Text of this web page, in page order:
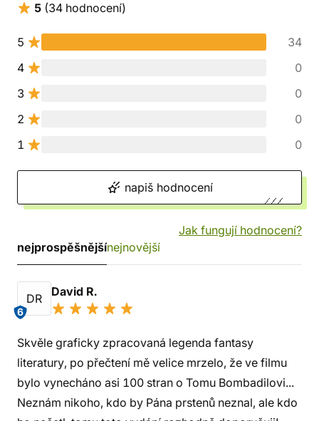
5 (34 hodnocení)
5
34
4
0
3
0
2
0
1
0
napiš hodnocení
Jak fungují hodnocení?
nejprospěšnějšínejnovější
DR
6
David R.
Skvěle graficky zpracovaná legenda fantasy
literatury, po přečtení mě velice mrzelo, že ve filmu
bylo vynecháno asi 100 stran o Tomu Bombadilovi...
Neznám nikoho, kdo by Pána prstenů neznal, ale kdo